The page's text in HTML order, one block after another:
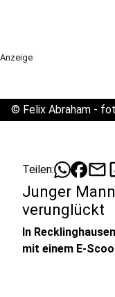
Anzeige
© Felix Abraham -
Teilen: mail
Junger
verunglückt
In
mit einem E-